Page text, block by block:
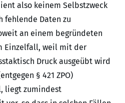
also keinem Selbstzweck
fehlende Daten zu
an einem begründeten
Einzelfall, weil mit der
Druck ausgeübt wird
§ 421 ZPO)
liegt zumindest